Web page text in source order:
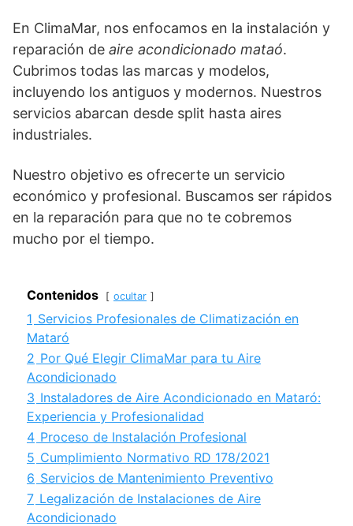
En ClimaMar, nos enfocamos en la instalación y
reparación de aire acondicionado mataó.
Cubrimos todas las marcas y modelos,
incluyendo los antiguos y modernos. Nuestros
servicios abarcan desde split hasta aires
industriales.
Nuestro objetivo es ofrecerte un servicio
económico y profesional. Buscamos ser rápidos
en la reparación para que no te cobremos
mucho por el tiempo.
Contenidos ocultar
1 Servicios Profesionales de Climatización en
Mataró
2 Por Qué Elegir ClimaMar para tu Aire
Acondicionado
3 Instaladores de Aire Acondicionado en Mataró:
Experiencia y Profesionalidad
4 Proceso de Instalación Profesional
5 Cumplimiento Normativo RD 178/2021
6 Servicios de Mantenimiento Preventivo
7 Legalización de Instalaciones de Aire
Acondicionado